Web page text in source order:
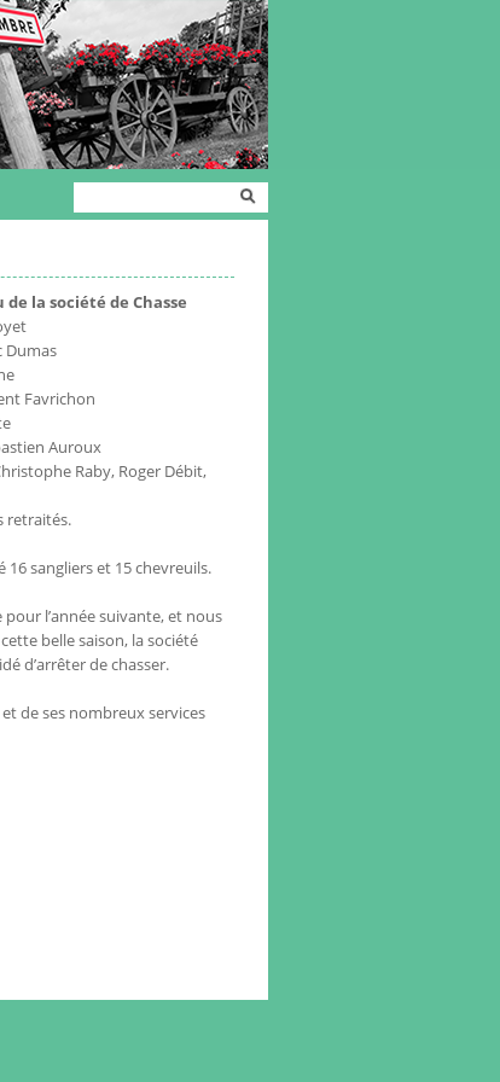
recherche
Rechercher
la société de Chasse
Dumas
Favrichon
Auroux
Raby, Roger Débit,
retraités.
sangliers et 15 chevreuils.
l’année suivante, et nous
belle saison, la société
d’arrêter de chasser.
de ses nombreux services